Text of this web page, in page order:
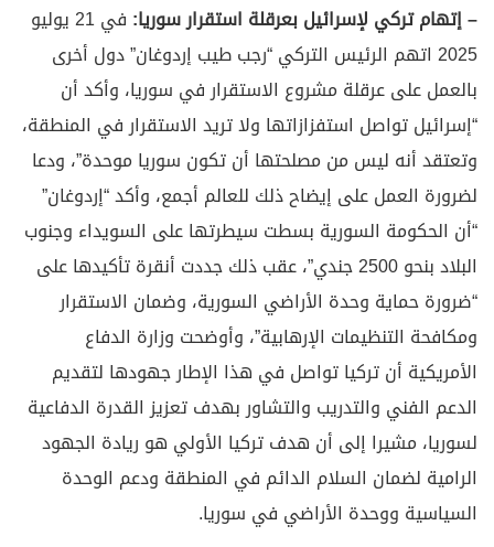
– إتهام تركي لإسرائيل بعرقلة استقرار سوريا:
في 21 يوليو
2025 اتهم الرئيس التركي “رجب طيب إردوغان” دول أخرى
بالعمل على عرقلة مشروع الاستقرار في سوريا، وأكد أن
“إسرائيل تواصل استفزازاتها ولا تريد الاستقرار في المنطقة،
وتعتقد أنه ليس من مصلحتها أن تكون سوريا موحدة”، ودعا
لضرورة العمل على إيضاح ذلك للعالم أجمع، وأكد “إردوغان”
“أن الحكومة السورية بسطت سيطرتها على السويداء وجنوب
البلاد بنحو 2500 جندي”، عقب ذلك جددت أنقرة تأكيدها على
“ضرورة حماية وحدة الأراضي السورية، وضمان الاستقرار
ومكافحة التنظيمات الإرهابية”، وأوضحت وزارة الدفاع
الأمريكية أن تركيا تواصل في هذا الإطار جهودها لتقديم
الدعم الفني والتدريب والتشاور بهدف تعزيز القدرة الدفاعية
لسوريا، مشيرا إلى أن هدف تركيا الأولي هو ريادة الجهود
الرامية لضمان السلام الدائم في المنطقة ودعم الوحدة
السياسية ووحدة الأراضي في سوريا.